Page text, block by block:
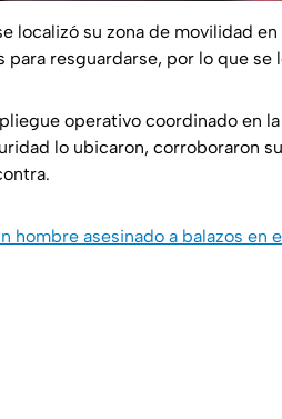
localizó su zona de movilidad
resguardarse, por lo que se
operativo coordinado en
lo ubicaron, corroboraron
hombre asesinado a balazos en